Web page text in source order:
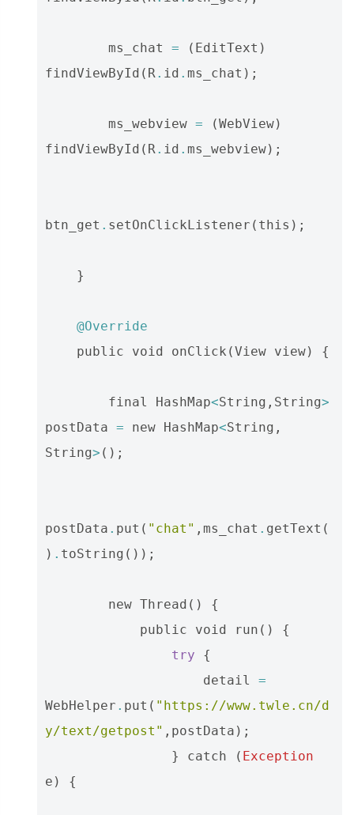
ms_chat = ( EditText )
findViewById ( R. id . ms_chat );
ms_webview = (WebView)
findViewById ( R. id . ms_webview);
btn_get . setOnClickListener ( this );
}
@Override
public
void onClick (View view) {
final HashMap<String , String>
postData = new HashMap<String ,
String> ();
postData . put ( "chat" , ms_chat . getText (
) . toString ());
new Thread ()
{
public
void run ()
{
try
{
detail
=
WebHelper . put ( "https://www.twle.cn/d
y/text/getpost" , postData );
}
catch ( Exception
e ) {